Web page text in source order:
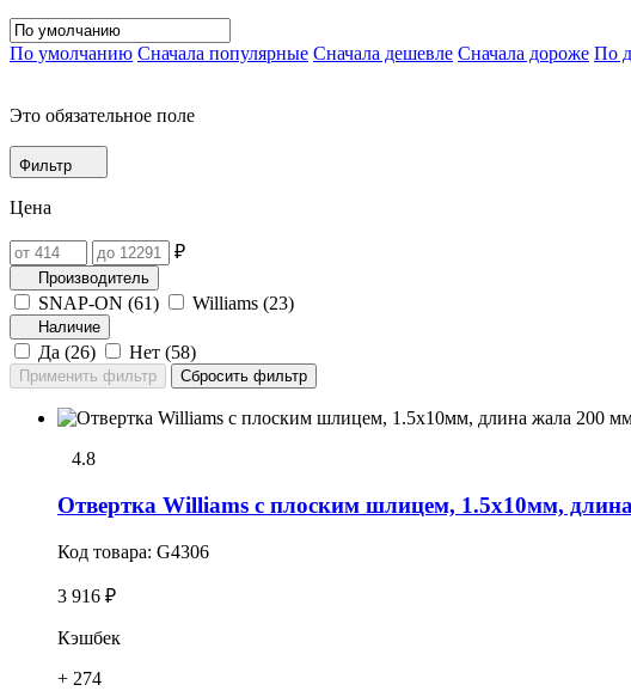
По умолчанию Сначала популярные Сначала дешевле Сначала дороже По
Это обязательное поле
Фильтр
Цена
₽
Производитель
SNAP-ON (61) Williams (23)
Наличие
Да (26) Нет (58)
4.8
Отвертка Williams с плоским шлицем, 1.5х10мм,
Код товара: G4306
3 916 ₽
Кэшбек
+ 274